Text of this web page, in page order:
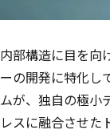
内部構造に目を向
ーの開発に特化し
ムが、独自の極小
レスに融合させた